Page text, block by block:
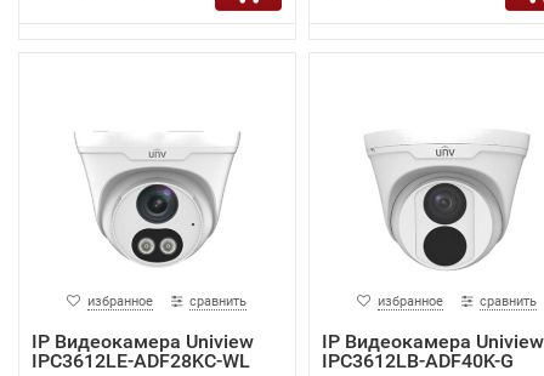
избранное сравнить
IP Видеокамера Uniview
IPC3612LE-ADF28KC-WL
избранное сравнить
IP Видеокамера Uniview
IPC3612LB-ADF40K-G